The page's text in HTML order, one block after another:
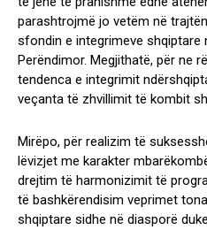
parashtrojmë jo vetëm në
sfondin e integrimeve shqiptare
Perëndimor. Megjithatë, për ne
tendenca e integrimit
veçanta të zhvillimit të kombit
Mirëpo, për realizim të
lëvizjet me karakter
drejtim të harmonizimit të
të bashkërendisim veprimet
shqiptare sidhe në diasporë